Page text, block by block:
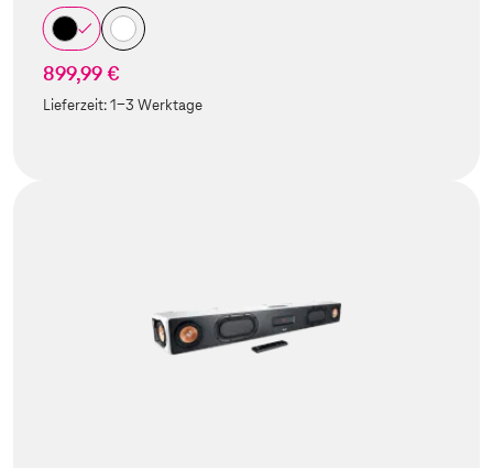
899,99 €
Lieferzeit:1-3 Werktage